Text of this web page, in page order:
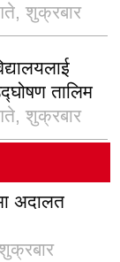
शुक्रबार
तालिम
शुक्रबार
अदालत